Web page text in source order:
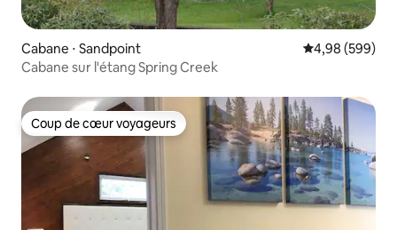
Cabane ⋅ Sandpoint Évaluation
4,98 (599)
Cabane sur l'étang Spring Creek
Coup de cœur voyageurs
Coup de cœur voyageurs